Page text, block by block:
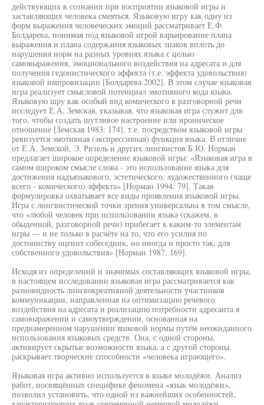
действующих в сознании при восприятии языковой игры и
заставляющих человека смеяться. Языковую игру как одну из
форм выражения человеческих эмоций рассматривает Е.Ф.
Болдарева, понимая под языковой игрой варьирование плана
выражения и плана содержания языковых знаков вплоть до
нарушения норм на разных уровнях языка с целью
самовыражения, эмоционального воздействия на адресата и для
получения гедонистического эффекта (т.е. эффекта удовольствия)
языковой импровизации [Болдарева 2002]. В этом случае языковая
игра реализует смысловой потенциал эмотивного кода языка.
Языковую шру как особый вид комического в разговорной речи
исследует Е.А. Земская, указывая, что языковая игра служит для
того, чтобы создать шутливое настроение или ироническое
отношение [Земская 1983: 174], т.е. посредством языковой игры
ревизуется эмотивная (экспрессивная) функцня языка. В отличие
от Е.А. Земской, Э. Ризель и других лингвистов Б.Ю. Норман
предлагает широкое определение языковой игры: «Языковая игра в
самом широком смысле слова - это использование языка для
достижения надъязыкового, эстетического, художественного (чаще
всего - комического) эффекта» [Норман 1994: 79]. Такая
формулировка охватывает все виды проявления языковой игры.
Игра с лингвистической точки зрения универсальна в том смысле,
что «любой человек при использовании языка (скажем, в
обыденной, разговорной речи) прибегает к каким-то элементам
игры — и не только в расчёте на то, что его усилия по
достоинству оценит собеседник, но иногда и просто так, для
собственного удовольствия» [Норман 1987: 169].
Исходя из определений и значимых составляющих языковой игры,
в настоящем исследовании языковая игра рассматривается как
разновидность лингвокреативной деятельности участников
коммуникации, направленная на оптимизацию речевого
воздействия на адресата и реализацию потребности адресанта я
самовыражении и самоутверждении, основанная на
преднамеренном нарушении яшковой нормы путём неожиданного
использования языковых средств. Она, с одной стороны,
активирует скрытые возможности языка, а с другой стороны,
раскрывает творческие способности «человека играющего».
Языковая игра активно используется в языке молодёжи. Анализ
работ, посвящённых специфике феномена «язык молодёжи»,
позволил установить, что одной из важнейших особенностей,